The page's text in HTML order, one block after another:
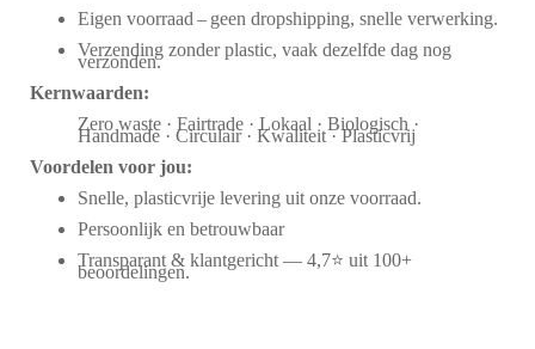
Eigen voorraad – geen dropshipping, snelle verwerking.
Verzending zonder plastic, vaak dezelfde dag nog
verzonden.
Kernwaarden:
Zero waste · Fairtrade · Lokaal · Biologisch ·
Handmade · Circulair · Kwaliteit · Plasticvrij
Voordelen voor jou:
Snelle, plasticvrije levering uit onze voorraad.
Persoonlijk en betrouwbaar
Transparant & klantgericht — 4,7⭐ uit 100+
beoordelingen.